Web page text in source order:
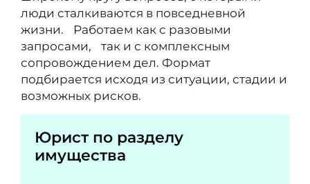
люди сталкиваются в повседневной
жизни. Работаем как с разовыми
запросами, так и с комплексным
сопровождением дел. Формат
подбирается исходя из ситуации, стадии и
возможных рисков.
Юрист по разделу
имущества